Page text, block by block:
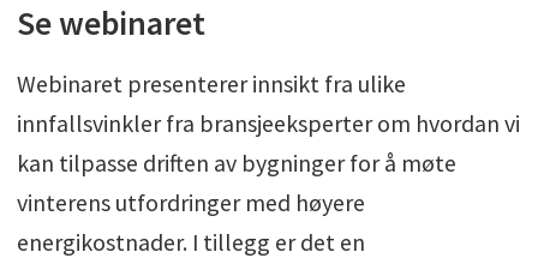
Se webinaret
Webinaret presenterer innsikt fra ulike
innfallsvinkler fra bransjeeksperter om hvordan vi
kan tilpasse driften av bygninger for å møte
vinterens utfordringer med høyere
energikostnader. I tillegg er det en